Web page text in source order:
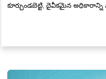
కూర్చుండబెట్టి, దైవీకమైన అధికారాన్ని